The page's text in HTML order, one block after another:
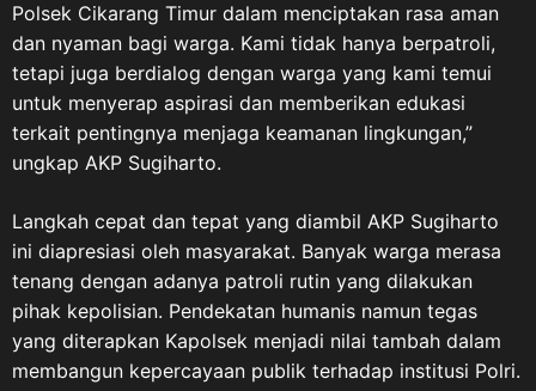
Polsek Cikarang Timur dalam menciptakan rasa aman
dan nyaman bagi warga. Kami tidak hanya berpatroli,
tetapi juga berdialog dengan warga yang kami temui
untuk menyerap aspirasi dan memberikan edukasi
terkait pentingnya menjaga keamanan lingkungan,”
ungkap AKP Sugiharto.
Langkah cepat dan tepat yang diambil AKP Sugiharto
ini diapresiasi oleh masyarakat. Banyak warga merasa
tenang dengan adanya patroli rutin yang dilakukan
pihak kepolisian. Pendekatan humanis namun tegas
yang diterapkan Kapolsek menjadi nilai tambah dalam
membangun kepercayaan publik terhadap institusi Polri.